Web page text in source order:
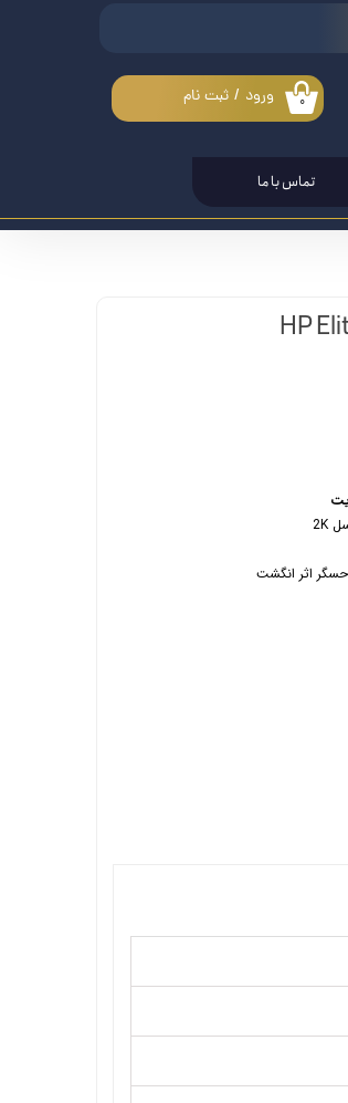
۰ ورود / ثبت نام
تغییر گذر واژه
سفارشات
تماس با ما